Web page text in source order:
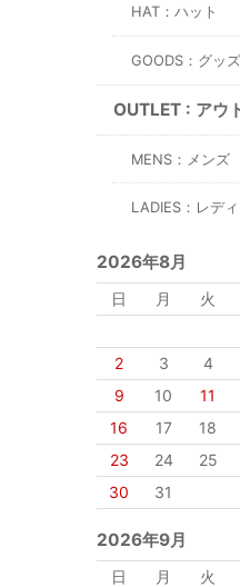
HAT：ハット
GOODS：グッズ
OUTLET : アウ
MENS：メンズ
LADIES：レデ
2026年8月
日 月 火
2
3 4
9
10 11
16
17 18
23
24 25
30
31
2026年9月
日 月 火